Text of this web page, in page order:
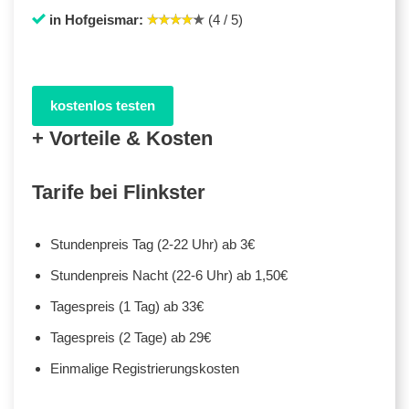
in Hofgeismar: (4 / 5)
kostenlos testen
+ Vorteile & Kosten
Tarife bei Flinkster
Stundenpreis Tag (2-22 Uhr) ab 3€
Stundenpreis Nacht (22-6 Uhr) ab 1,50€
Tagespreis (1 Tag) ab 33€
Tagespreis (2 Tage) ab 29€
Einmalige Registrierungskosten